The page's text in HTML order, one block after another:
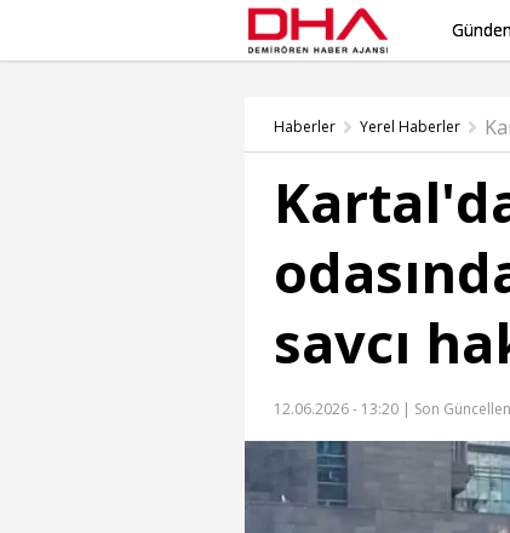
Haberler Yerel Haberler
savcı
12.06.2026 - 13:20 | Son